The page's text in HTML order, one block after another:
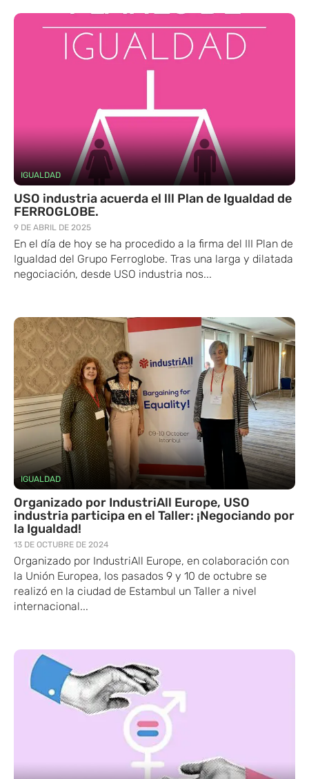
IGUALDAD
USO industria acuerda el lll Plan de Igualdad de
FERROGLOBE.
9 DE ABRIL DE 2025
En el día de hoy se ha procedido a la firma del III Plan de
Igualdad del Grupo Ferroglobe. Tras una larga y dilatada
negociación, desde USO industria nos...
IGUALDAD
Organizado por IndustriAll Europe, USO
industria participa en el Taller: ¡Negociando por
la Igualdad!
13 DE OCTUBRE DE 2024
Organizado por IndustriAll Europe, en colaboración con
la Unión Europea, los pasados 9 y 10 de octubre se
realizó en la ciudad de Estambul un Taller a nivel
internacional...